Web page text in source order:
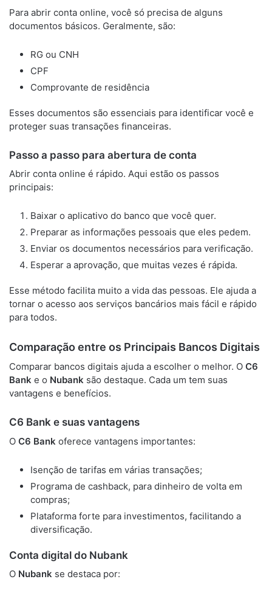
Para abrir conta online, você só precisa de alguns
documentos básicos. Geralmente, são:
RG ou CNH
CPF
Comprovante de residência
Esses documentos são essenciais para identificar você e
proteger suas transações financeiras.
Passo a passo para abertura de conta
Abrir conta online é rápido. Aqui estão os passos
principais:
Baixar o aplicativo do banco que você quer.
Preparar as informações pessoais que eles pedem.
Enviar os documentos necessários para verificação.
Esperar a aprovação, que muitas vezes é rápida.
Esse método facilita muito a vida das pessoas. Ele ajuda a
tornar o acesso aos serviços bancários mais fácil e rápido
para todos.
Comparação entre os Principais Bancos Digitais
Comparar bancos digitais ajuda a escolher o melhor. O C6
Bank e o Nubank são destaque. Cada um tem suas
vantagens e benefícios.
C6 Bank e suas vantagens
O C6 Bank oferece vantagens importantes:
Isenção de tarifas em várias transações;
Programa de cashback, para dinheiro de volta em
compras;
Plataforma forte para investimentos, facilitando a
diversificação.
Conta digital do Nubank
O Nubank se destaca por: